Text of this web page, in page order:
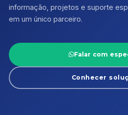
informação, projetos e suporte
em um único parceiro.
Falar com
Conhecer